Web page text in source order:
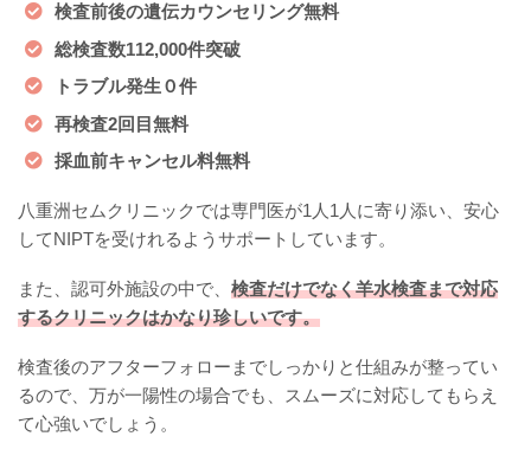
検査前後の遺伝カウンセリング無料
総検査数112,000件突破
トラブル発生０件
再検査2回目無料
採血前キャンセル料無料
八重洲セムクリニックでは専門医が1人1人に寄り添い、安心
してNIPTを受けれるようサポートしています。
また、認可外施設の中で、 検査だけでなく羊水検査まで対応
するクリニックはかなり珍しいです。
検査後のアフターフォローまでしっかりと仕組みが整ってい
るので、万が一陽性の場合でも、スムーズに対応してもらえ
て心強いでしょう。